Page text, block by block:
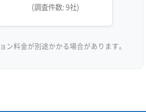
(調査件数: 9社)
料金が別途かかる場合があります。